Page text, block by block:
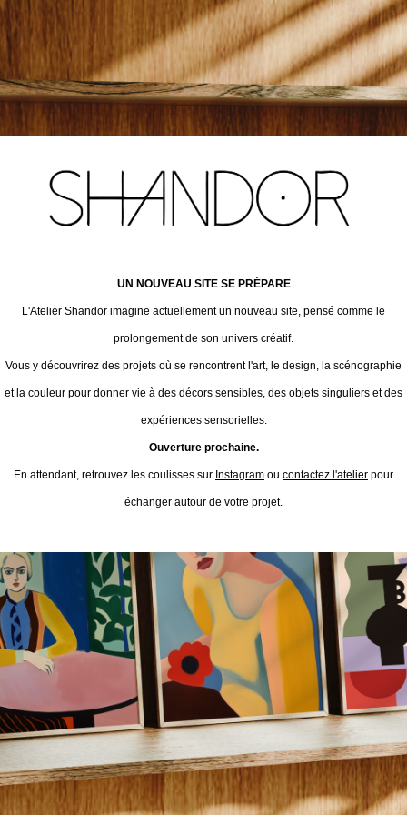
UN NOUVEAU SITE SE PRÉPARE
L'Atelier Shandor imagine actuellement un nouveau site, pensé comme le
prolongement de son univers créatif.
Vous y découvrirez des projets où se rencontrent l'art, le design, la scénographie
et la couleur pour donner vie à des décors sensibles, des objets singuliers et des
expériences sensorielles.
Ouverture prochaine.
En attendant, retrouvez les coulisses sur Instagram ou contactez l'atelier pour
échanger autour de votre projet.